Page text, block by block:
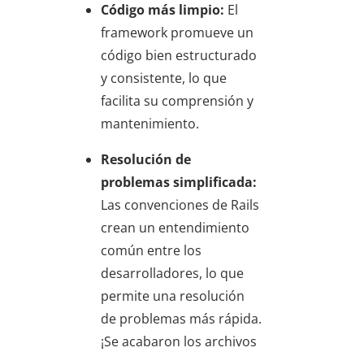
Código más limpio: El
framework promueve un
código bien estructurado
y consistente, lo que
facilita su comprensión y
mantenimiento.
Resolución de
problemas simplificada:
Las convenciones de Rails
crean un entendimiento
común entre los
desarrolladores, lo que
permite una resolución
de problemas más rápida.
¡Se acabaron los archivos